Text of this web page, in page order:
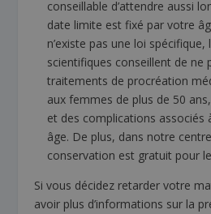
conseillable d’attendre aussi
date limite est fixé par votre
n’existe pas une loi spécifique,
scientifiques conseillent de ne
traitements de procréation
aux femmes de plus de 50
et des complications associés
âge. De plus, dans notre
conservation est gratuit pour
Si vous décidez retarder votre
avoir plus d’informations sur la